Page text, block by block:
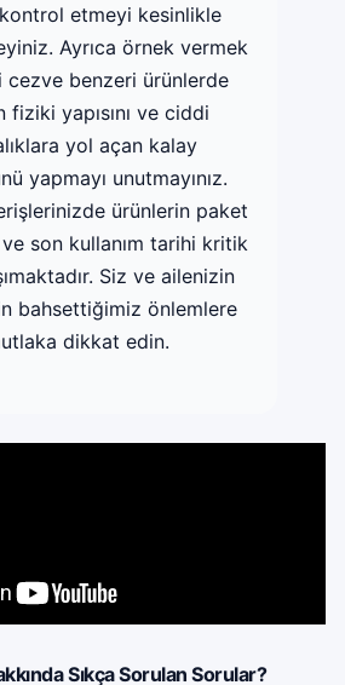
etmeyi kesinlikle
Ayrıca örnek vermek
cezve benzeri ürünlerde
fiziki yapısını ve ciddi
yol açan kalay
yapmayı unutmayınız.
ürünlerin paket
son kullanım tarihi kritik
Siz ve ailenizin
bahsettiğimiz önlemlere
dikkat edin.
Sıkça Sorulan Sorular?